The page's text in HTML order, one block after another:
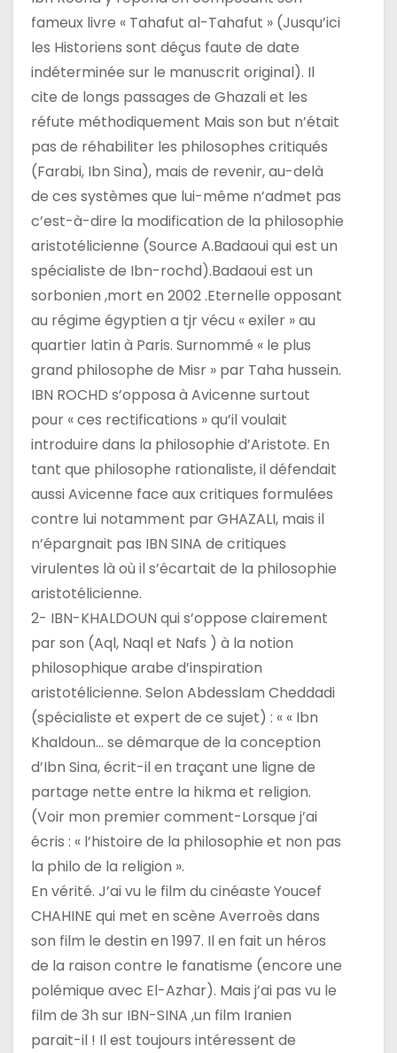
fameux livre « Tahafut al-Tahafut » (Jusqu’ici
les Historiens sont déçus faute de date
indéterminée sur le manuscrit original). Il
cite de longs passages de Ghazali et les
réfute méthodiquement Mais son but n’était
pas de réhabiliter les philosophes critiqués
(Farabi, Ibn Sina), mais de revenir, au-delà
de ces systèmes que lui-même n’admet pas
c’est-à-dire la modification de la philosophie
aristotélicienne (Source A.Badaoui qui est un
spécialiste de Ibn-rochd).Badaoui est un
sorbonien ,mort en 2002 .Eternelle opposant
au régime égyptien a tjr vécu « exiler » au
quartier latin à Paris. Surnommé « le plus
grand philosophe de Misr » par Taha hussein.
IBN ROCHD s’opposa à Avicenne surtout
pour « ces rectifications » qu’il voulait
introduire dans la philosophie d’Aristote. En
tant que philosophe rationaliste, il défendait
aussi Avicenne face aux critiques formulées
contre lui notamment par GHAZALI, mais il
n’épargnait pas IBN SINA de critiques
virulentes là où il s’écartait de la philosophie
aristotélicienne.
2- IBN-KHALDOUN qui s’oppose clairement
par son (Aql, Naql et Nafs ) à la notion
philosophique arabe d’inspiration
aristotélicienne. Selon Abdesslam Cheddadi
(spécialiste et expert de ce sujet) : « « Ibn
Khaldoun… se démarque de la conception
d’Ibn Sina, écrit-il en traçant une ligne de
partage nette entre la hikma et religion.
(Voir mon premier comment-Lorsque j’ai
écris : « l’histoire de la philosophie et non pas
la philo de la religion ».
En vérité. J’ai vu le film du cinéaste Youcef
CHAHINE qui met en scène Averroès dans
son film le destin en 1997. Il en fait un héros
de la raison contre le fanatisme (encore une
polémique avec El-Azhar). Mais j’ai pas vu le
film de 3h sur IBN-SINA ,un film Iranien
parait-il ! Il est toujours intéressent de